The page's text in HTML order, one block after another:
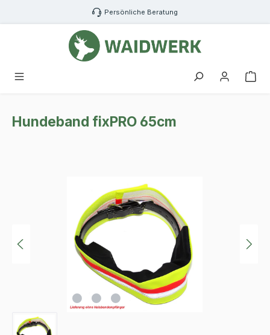
Zum Hauptinhalt springen Persönliche Beratung
Hundeband fixPRO 65cm